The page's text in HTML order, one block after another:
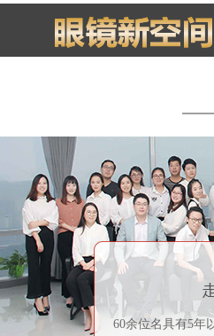
60余位名具有5年